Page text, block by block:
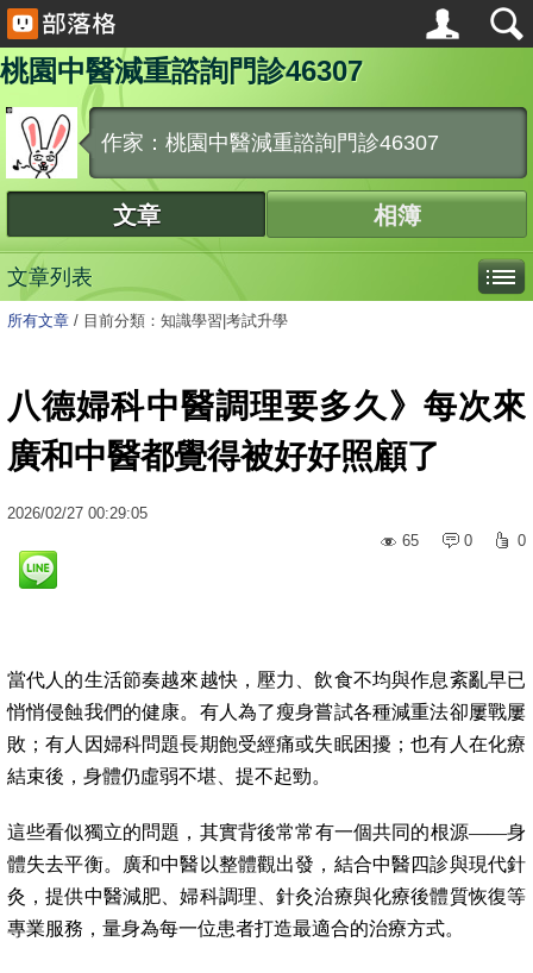
桃園中醫減重諮詢門診46307
作家：桃園中醫減重諮詢門診46307
文章 相簿
文章列表
所有文章 / 目前分類：知識學習|考試升學
八德婦科中醫調理要多久》每次來
廣和中醫都覺得被好好照顧了
2026/02/27 00:29:05
65
0 0
當代人的生活節奏越來越快，壓力、飲食不均與作息紊亂早已
悄悄侵蝕我們的健康。有人為了瘦身嘗試各種減重法卻屢戰屢
敗；有人因婦科問題長期飽受經痛或失眠困擾；也有人在化療
結束後，身體仍虛弱不堪、提不起勁。
這些看似獨立的問題，其實背後常常有一個共同的根源——身
體失去平衡。廣和中醫以整體觀出發，結合中醫四診與現代針
灸，提供中醫減肥、婦科調理、針灸治療與化療後體質恢復等
專業服務，量身為每一位患者打造最適合的治療方式。